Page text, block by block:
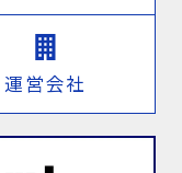
運営会社